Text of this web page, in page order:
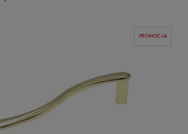
PROMOCJA